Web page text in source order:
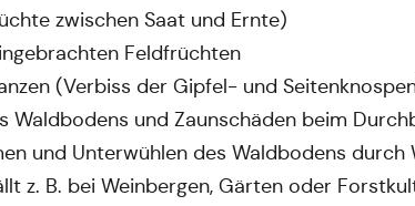
zwischen Saat und Ernte)
Feldfrüchten
(Verbiss der Gipfel- und
Waldbodens und Zaunschäden beim
und Unterwühlen des Waldbodens durch
z. B. bei Weinbergen, Gärten oder